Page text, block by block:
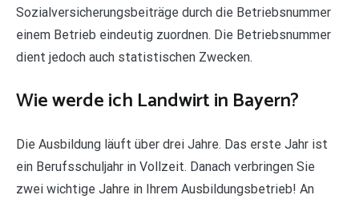
Sozialversicherungsbeiträge durch die Betriebsnummer
einem Betrieb eindeutig zuordnen. Die Betriebsnummer
dient jedoch auch statistischen Zwecken.
Wie werde ich Landwirt in Bayern?
Die Ausbildung läuft über drei Jahre. Das erste Jahr ist
ein Berufsschuljahr in Vollzeit. Danach verbringen Sie
zwei wichtige Jahre in Ihrem Ausbildungsbetrieb! An